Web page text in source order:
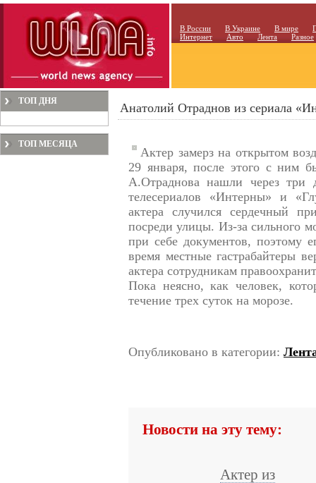
В России В Украине В мире
Интернет
Авто Лента Разное
ТОП ДНЯ
ТОП МЕСЯЦА
Анатолий Отраднов из сериала
Актер замерз на открытом
29 января, после этого с ним
А.Отраднова нашли через три
телесериалов «Интерны» и
актера случился сердечный
посреди улицы. Из-за сильного
при себе документов, поэтому
время местные гастрабайтеры
актера сотрудникам
Пока неясно, как человек,
течение трех суток на морозе.
Опубликовано в категории:
Новости на эту тему:
Актер из